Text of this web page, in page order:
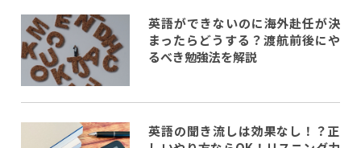
英語ができないのに海外赴任が決
まったらどうする？渡航前後にや
るべき勉強法を解説
英語の聞き流しは効果なし！？正